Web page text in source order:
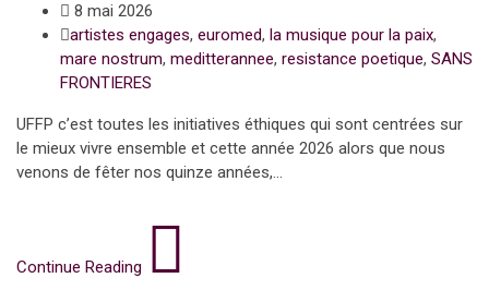
8 mai 2026
artistes engages, euromed, la musique pour la paix,
mare nostrum, meditterannee, resistance poetique, SANS
FRONTIERES
UFFP c’est toutes les initiatives éthiques qui sont centrées sur
le mieux vivre ensemble et cette année 2026 alors que nous
venons de fêter nos quinze années,...
Continue Reading